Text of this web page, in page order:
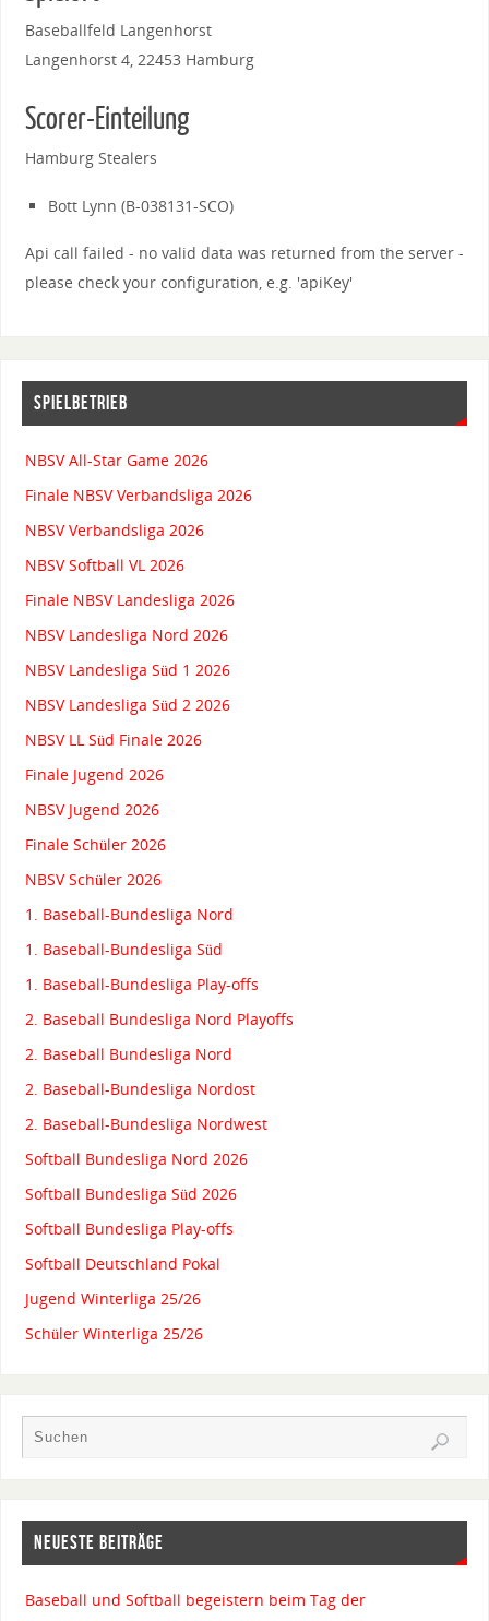
Baseballfeld Langenhorst
Langenhorst 4, 22453 Hamburg
Scorer-Einteilung
Hamburg Stealers
Bott Lynn (B-038131-SCO)
Api call failed - no valid data was returned from the server -
please check your configuration, e.g. 'apiKey'
SPIELBETRIEB
NBSV All-Star Game 2026
Finale NBSV Verbandsliga 2026
NBSV Verbandsliga 2026
NBSV Softball VL 2026
Finale NBSV Landesliga 2026
NBSV Landesliga Nord 2026
NBSV Landesliga Süd 1 2026
NBSV Landesliga Süd 2 2026
NBSV LL Süd Finale 2026
Finale Jugend 2026
NBSV Jugend 2026
Finale Schüler 2026
NBSV Schüler 2026
1. Baseball-Bundesliga Nord
1. Baseball-Bundesliga Süd
1. Baseball-Bundesliga Play-offs
2. Baseball Bundesliga Nord Playoffs
2. Baseball Bundesliga Nord
2. Baseball-Bundesliga Nordost
2. Baseball-Bundesliga Nordwest
Softball Bundesliga Nord 2026
Softball Bundesliga Süd 2026
Softball Bundesliga Play-offs
Softball Deutschland Pokal
Jugend Winterliga 25/26
Schüler Winterliga 25/26
NEUESTE BEITRÄGE
Baseball und Softball begeistern beim Tag der